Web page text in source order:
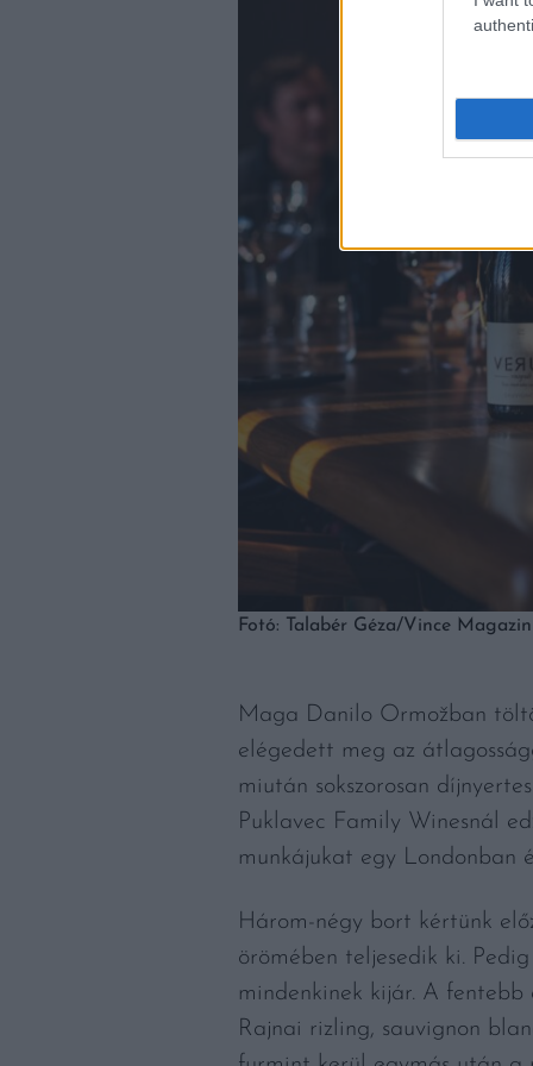
Fotó: Talabér Géza/Vince Magazin
Maga Danilo Ormožban
elégedett meg az
miután sokszorosan
Puklavec Family Winesnál
munkájukat egy Londonban
Három-négy bort kértünk
örömében teljesedik ki.
mindenkinek kijár. A
Rajnai rizling, sauvignon